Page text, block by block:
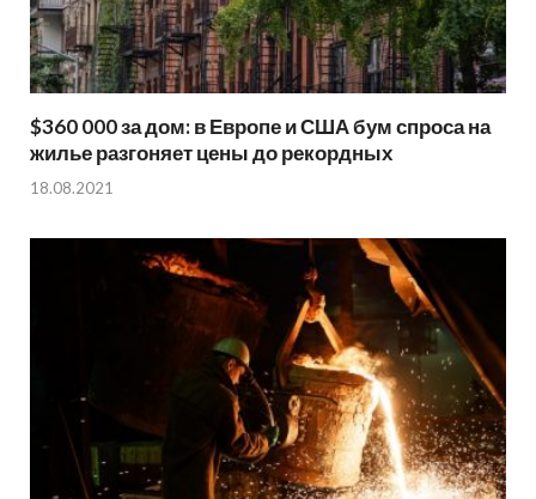
$360 000 за дом: в Европе и США бум спроса на
жилье разгоняет цены до рекордных
18.08.2021